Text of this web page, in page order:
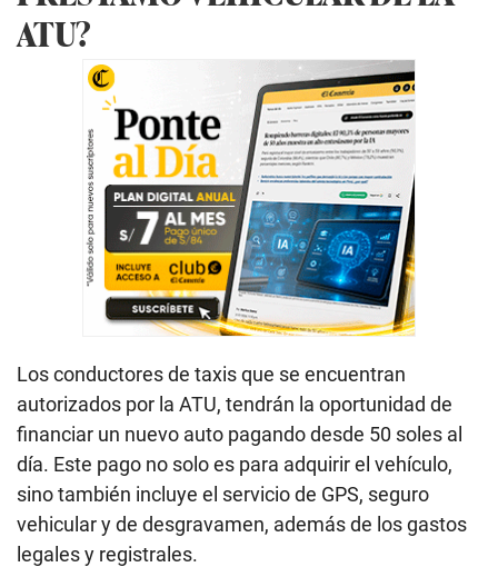
ATU?
Los conductores de taxis que se encuentran
autorizados por la ATU, tendrán la oportunidad de
financiar un nuevo auto pagando desde 50 soles al
día. Este pago no solo es para adquirir el vehículo,
sino también incluye el servicio de GPS, seguro
vehicular y de desgravamen, además de los gastos
legales y registrales.